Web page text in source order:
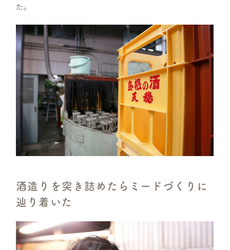
た。
酒造りを突き詰めたらミードづくりに
辿り着いた